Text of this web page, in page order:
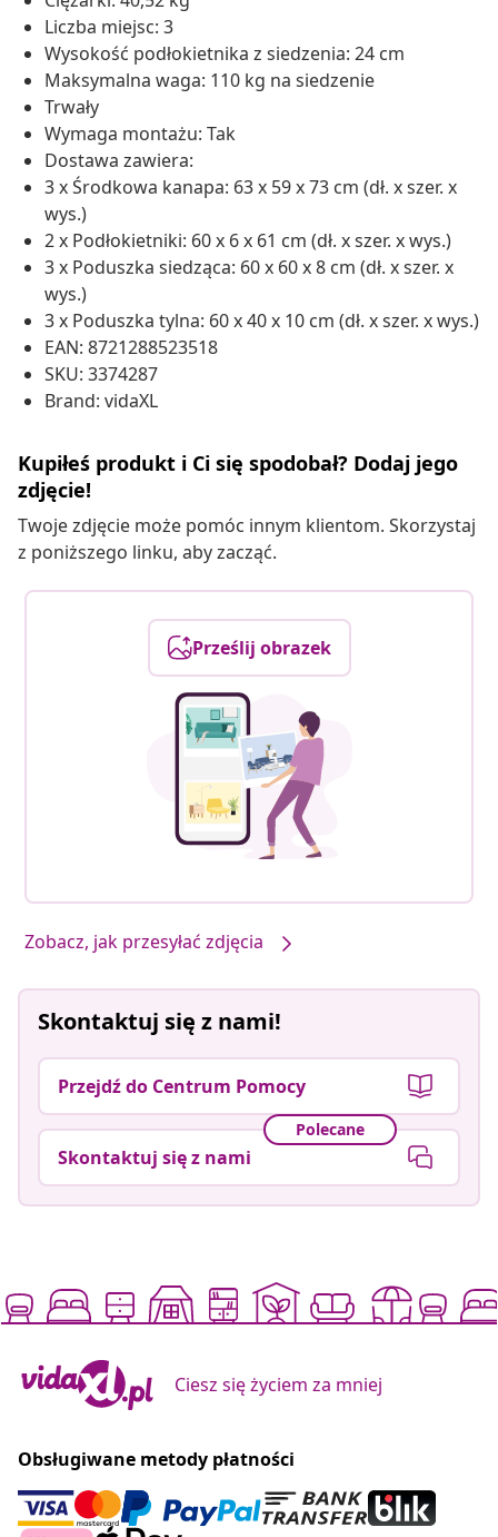
Liczba miejsc: 3
Wysokość podłokietnika z siedzenia: 24 cm
Maksymalna waga: 110 kg na siedzenie
Trwały
Wymaga montażu: Tak
Dostawa zawiera:
3 x Środkowa kanapa: 63 x 59 x 73 cm (dł. x szer. x
wys.)
2 x Podłokietniki: 60 x 6 x 61 cm (dł. x szer. x wys.)
3 x Poduszka siedząca: 60 x 60 x 8 cm (dł. x szer. x
wys.)
3 x Poduszka tylna: 60 x 40 x 10 cm (dł. x szer. x wys.)
EAN: 8721288523518
SKU: 3374287
Brand: vidaXL
Kupiłeś produkt i Ci się spodobał? Dodaj jego
zdjęcie!
Twoje zdjęcie może pomóc innym klientom. Skorzystaj
z poniższego linku, aby zacząć.
Prześlij obrazek
Zobacz, jak przesyłać zdjęcia
Skontaktuj się z nami!
Przejdź do Centrum Pomocy
Polecane
Skontaktuj się z nami
Ciesz się życiem za mniej
Obsługiwane metody płatności